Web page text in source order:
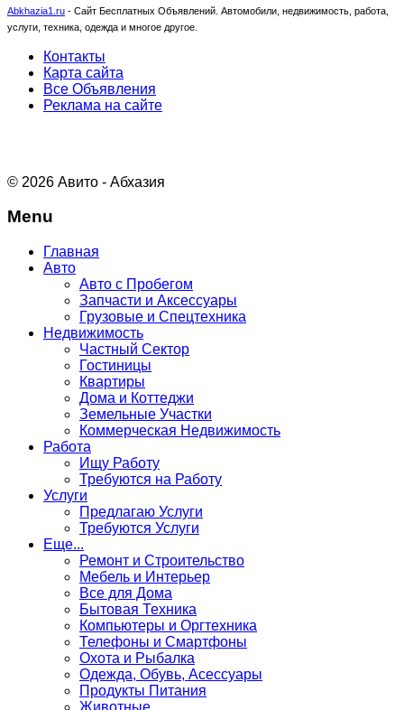
Abkhazia1.ru - Сайт Бесплатных Объявлений. Автомобили, недвижимость, работа,
услуги, техника, одежда и многое другое.
Контакты
Карта сайта
Все Объявления
Реклама на сайте
© 2026 Авито - Абхазия
Menu
Главная
Авто
Авто с Пробегом
Запчасти и Аксессуары
Грузовые и Спецтехника
Недвижимость
Частный Сектор
Гостиницы
Квартиры
Дома и Коттеджи
Земельные Участки
Коммерческая Недвижимость
Работа
Ищу Работу
Требуются на Работу
Услуги
Предлагаю Услуги
Требуются Услуги
Еще...
Ремонт и Строительство
Мебель и Интерьер
Все для Дома
Бытовая Техника
Компьютеры и Оргтехника
Телефоны и Смартфоны
Охота и Рыбалка
Одежда, Обувь, Асессуары
Продукты Питания